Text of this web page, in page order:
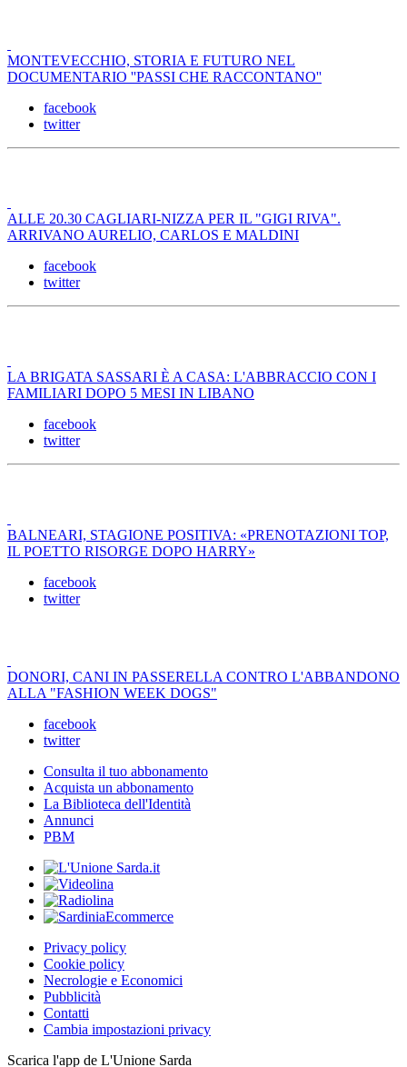
MONTEVECCHIO, STORIA E FUTURO NEL
DOCUMENTARIO ''PASSI CHE RACCONTANO''
facebook
twitter
ALLE 20.30 CAGLIARI-NIZZA PER IL "GIGI RIVA".
ARRIVANO AURELIO, CARLOS E MALDINI
facebook
twitter
LA BRIGATA SASSARI È A CASA: L'ABBRACCIO CON I
FAMILIARI DOPO 5 MESI IN LIBANO
facebook
twitter
BALNEARI, STAGIONE POSITIVA: «PRENOTAZIONI TOP,
IL POETTO RISORGE DOPO HARRY»
facebook
twitter
DONORI, CANI IN PASSERELLA CONTRO L'ABBANDONO
ALLA "FASHION WEEK DOGS"
facebook
twitter
Consulta il tuo abbonamento
Acquista un abbonamento
La Biblioteca dell'Identità
Annunci
PBM
Privacy policy
Cookie policy
Necrologie e Economici
Pubblicità
Contatti
Cambia impostazioni privacy
Scarica l'app de L'Unione Sarda